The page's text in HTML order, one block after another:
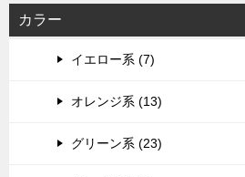
カラー
イエロー系 (7)
オレンジ系 (13)
グリーン系 (23)